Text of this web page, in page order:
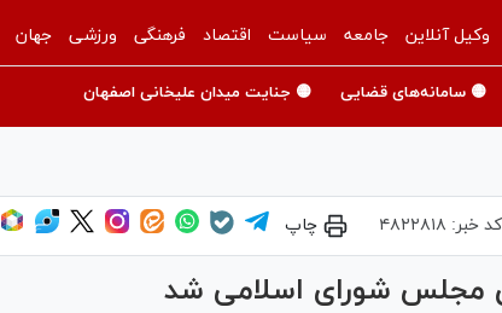
وکیل آنلاین جامعه سیاست اقتصاد فرهنگی ورزشی جهان
🟡 سامانه‌های قضایی 🟡 جنایت میدان علیخانی اصفهان
کد خبر: ۴۸۲۲۸۱۸ چاپ
مجلس شورای اسلامی شد